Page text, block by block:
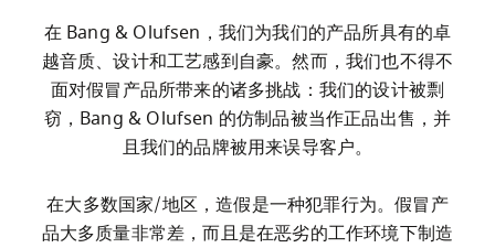
在 Bang & Olufsen，我们为我们的产品所具有的卓
越音质、设计和工艺感到自豪。然而，我们也不得不
面对假冒产品所带来的诸多挑战：我们的设计被剽
窃，Bang & Olufsen 的仿制品被当作正品出售，并
且我们的品牌被用来误导客户。
在大多数国家/地区，造假是一种犯罪行为。假冒产
品大多质量非常差，而且是在恶劣的工作环境下制造